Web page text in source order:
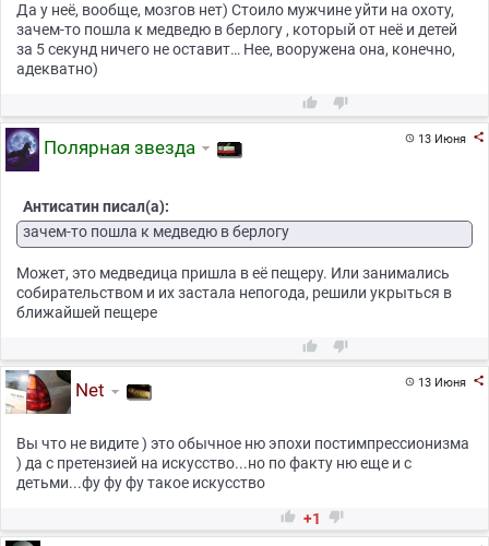
Да у неё, вообще, мозгов нет) Стоило мужчине уйти на охоту,
зачем-то пошла к медведю в берлогу , который от неё и детей
за 5 секунд ничего не оставит… Нее, вооружена она, конечно,
адекватно)
 
13 Июня 
Полярная звезда
Антисатин писал(а):
зачем-то пошла к медведю в берлогу
Может, это медведица пришла в её пещеру. Или занимались
собирательством и их застала непогода, решили укрыться в
ближайшей пещере
 
13 Июня 
Net
Вы что не видите ) это обычное ню эпохи постимпрессионизма
) да с претензией на искусство...но по факту ню еще и с
детьми...фу фу фу такое искусство
 +1 